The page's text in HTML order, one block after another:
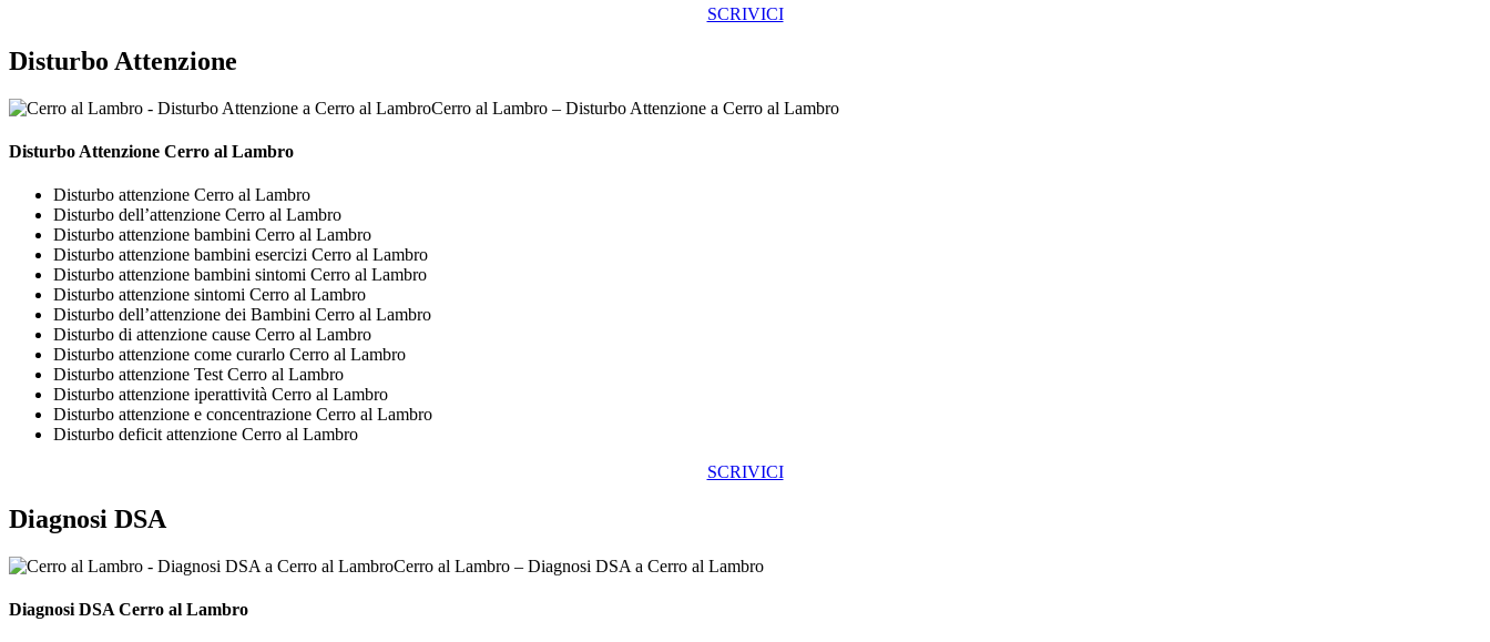
SCRIVICI
Disturbo Attenzione
Cerro al Lambro – Disturbo Attenzione a Cerro al Lambro
Disturbo Attenzione Cerro al Lambro
Disturbo attenzione Cerro al Lambro
Disturbo dell’attenzione Cerro al Lambro
Disturbo attenzione bambini Cerro al Lambro
Disturbo attenzione bambini esercizi Cerro al Lambro
Disturbo attenzione bambini sintomi Cerro al Lambro
Disturbo attenzione sintomi Cerro al Lambro
Disturbo dell’attenzione dei Bambini Cerro al Lambro
Disturbo di attenzione cause Cerro al Lambro
Disturbo attenzione come curarlo Cerro al Lambro
Disturbo attenzione Test Cerro al Lambro
Disturbo attenzione iperattività Cerro al Lambro
Disturbo attenzione e concentrazione Cerro al Lambro
Disturbo deficit attenzione Cerro al Lambro
SCRIVICI
Diagnosi DSA
Cerro al Lambro – Diagnosi DSA a Cerro al Lambro
Diagnosi DSA Cerro al Lambro